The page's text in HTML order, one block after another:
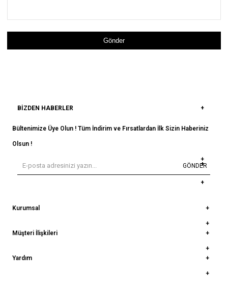
Gönder
BIZDEN HABERLER
Bültenimize Üye Olun ! Tüm İndirim ve Fırsatlardan İlk Sizin Haberiniz
Olsun !
GÖNDER
Kurumsal
Müşteri İlişkileri
Yardım